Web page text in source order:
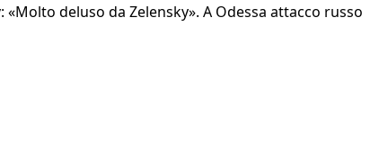
deluso da Zelensky». A Odessa attacco russo